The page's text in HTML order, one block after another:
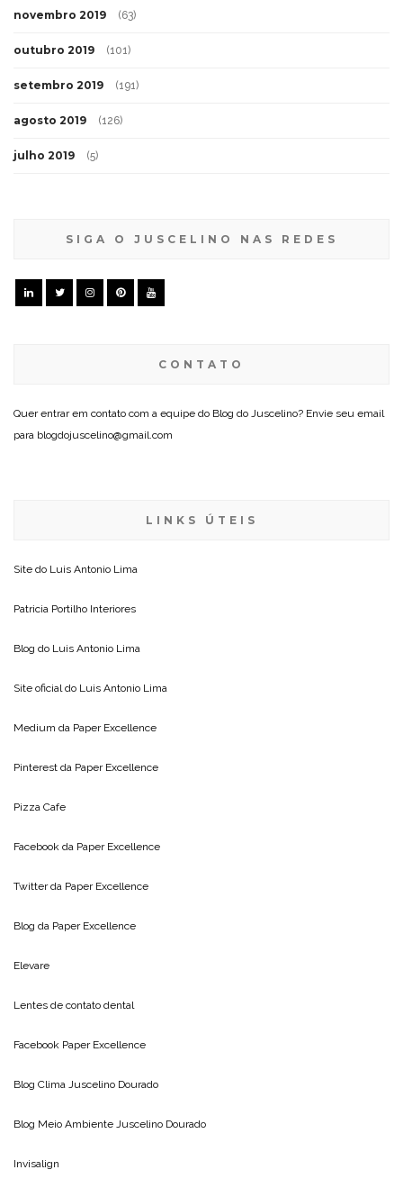
novembro 2019 (63)
outubro 2019 (101)
setembro 2019 (191)
agosto 2019 (126)
julho 2019 (5)
SIGA O JUSCELINO NAS REDES
CONTATO
Quer entrar em contato com a equipe do Blog do Juscelino? Envie seu email
para blogdojuscelino@gmail.com
LINKS ÚTEIS
Site do Luis Antonio Lima
Patricia Portilho Interiores
Blog do Luis Antonio Lima
Site oficial do Luis Antonio Lima
Medium da Paper Excellence
Pinterest da Paper Excellence
Pizza Cafe
Facebook da Paper Excellence
Twitter da Paper Excellence
Blog da Paper Excellence
Elevare
Lentes de contato dental
Facebook Paper Excellence
Blog Clima Juscelino Dourado
Blog Meio Ambiente Juscelino Dourado
Invisalign